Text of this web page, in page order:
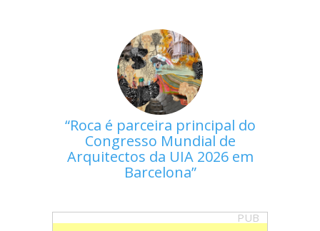
Roca é parceira principal do
Congresso Mundial de
Arquitectos da UIA 2026 em
Barcelona
PUB